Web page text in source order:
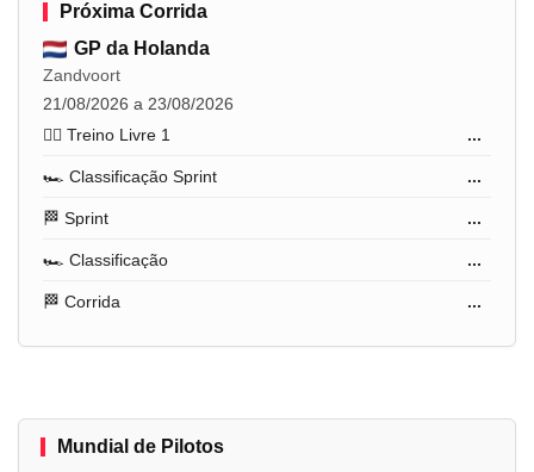
Próxima Corrida
GP da Holanda
Zandvoort
21/08/2026 a 23/08/2026
🏋️‍♂️ Treino Livre 1
...
🏎️ Classificação Sprint ...
🏁 Sprint ...
🏎️ Classificação ...
🏁 Corrida ...
Mundial de Pilotos